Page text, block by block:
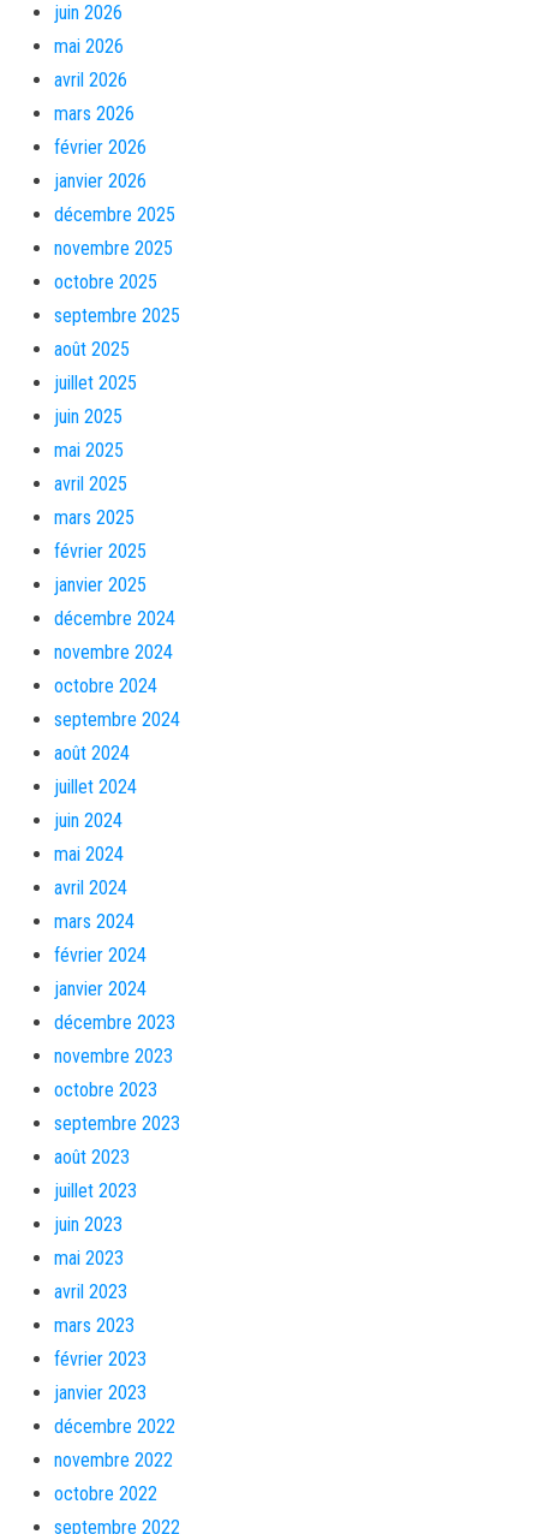
juin 2026
mai 2026
avril 2026
mars 2026
février 2026
janvier 2026
décembre 2025
novembre 2025
octobre 2025
septembre 2025
août 2025
juillet 2025
juin 2025
mai 2025
avril 2025
mars 2025
février 2025
janvier 2025
décembre 2024
novembre 2024
octobre 2024
septembre 2024
août 2024
juillet 2024
juin 2024
mai 2024
avril 2024
mars 2024
février 2024
janvier 2024
décembre 2023
novembre 2023
octobre 2023
septembre 2023
août 2023
juillet 2023
juin 2023
mai 2023
avril 2023
mars 2023
février 2023
janvier 2023
décembre 2022
novembre 2022
octobre 2022
septembre 2022